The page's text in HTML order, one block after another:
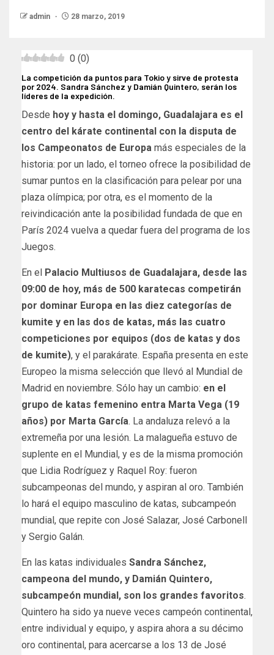
admin 28 marzo, 2019
0 (0)
La competición da puntos para Tokio y sirve de protesta
por 2024. Sandra Sánchez y Damián Quintero, serán los
líderes de la expedición.
Desde hoy y hasta el domingo, Guadalajara es el
centro del kárate continental con la disputa de
los Campeonatos de Europa más especiales de la
historia: por un lado, el torneo ofrece la posibilidad de
sumar puntos en la clasificación para pelear por una
plaza olímpica; por otra, es el momento de la
reivindicación ante la posibilidad fundada de que en
París 2024 vuelva a quedar fuera del programa de los
Juegos.
En el
Palacio Multiusos de Guadalajara, desde las
09:00 de hoy, más de 500 karatecas competirán
por dominar Europa en las diez categorías de
kumite y en las dos de katas, más las cuatro
competiciones por equipos (dos de katas y dos
de kumite), y el parakárate. España presenta en este
Europeo la misma selección que llevó al Mundial de
Madrid en noviembre. Sólo hay un cambio: en el
grupo de katas femenino entra Marta Vega (19
años) por Marta García. La andaluza relevó a la
extremeña por una lesión. La malagueña estuvo de
suplente en el Mundial, y es de la misma promoción
que Lidia Rodríguez y Raquel Roy: fueron
subcampeonas del mundo, y aspiran al oro. También
lo hará el equipo masculino de katas, subcampeón
mundial, que repite con José Salazar, José Carbonell
y Sergio Galán.
En las katas individuales Sandra Sánchez,
campeona del mundo, y Damián Quintero,
subcampeón mundial, son los grandes favoritos.
Quintero ha sido ya nueve veces campeón continental,
entre individual y equipo, y aspira ahora a su décimo
oro continental, para acercarse a los 13 de José